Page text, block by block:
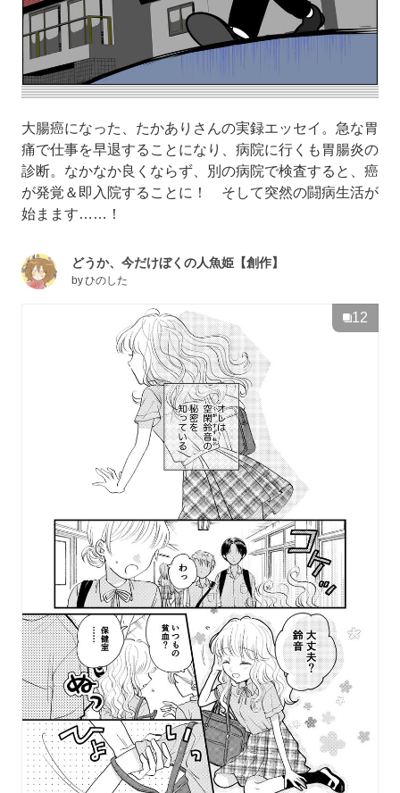
大腸癌になった、たかありさんの実録エッセイ。急な胃
痛で仕事を早退することになり、病院に行くも胃腸炎の
診断。なかなか良くならず、別の病院で検査すると、癌
が発覚＆即入院することに！ そして突然の闘病生活が
始まます……！
どうか、今だけぼくの人魚姫【創作】
byひのした
12